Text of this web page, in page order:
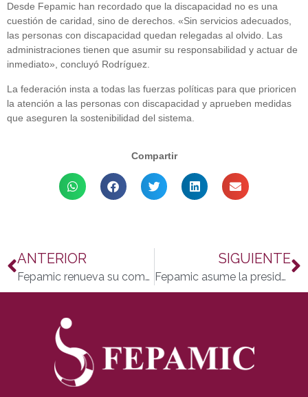
Desde Fepamic han recordado que la discapacidad no es una
cuestión de caridad, sino de derechos. «Sin servicios adecuados,
las personas con discapacidad quedan relegadas al olvido. Las
administraciones tienen que asumir su responsabilidad y actuar de
inmediato», concluyó Rodríguez.
La federación insta a todas las fuerzas políticas para que prioricen
la atención a las personas con discapacidad y aprueben medidas
que aseguren la sostenibilidad del sistema.
Compartir
ANTERIOR
Fepamic renueva su compromiso con la garantía alimentaria
SIGUIENTE
Fepamic asume la presidencia del Foro de la Discapacidad Noroeste reivindicando por una financiación justa, una vivienda digna y mayor accesibilidad